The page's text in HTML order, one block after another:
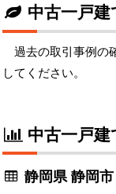
中古一戸
過去の取引事例の
してください。
中古一戸
静岡県 静岡